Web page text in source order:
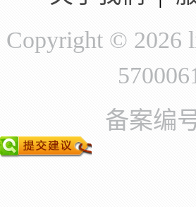
Copyright © 2026
备案编